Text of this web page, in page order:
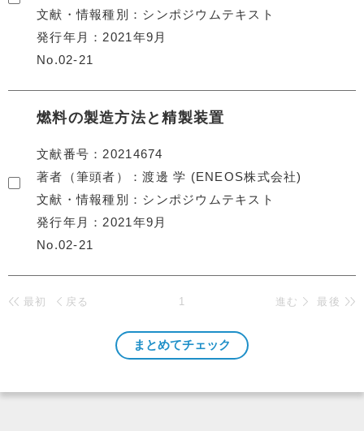
文献・情報種別
シンポジウムテキスト
発行年月
2021年9月
No.02-21
燃料の製造方法と精製装置
文献番号
20214674
著者（筆頭者）
渡邊 学 (ENEOS株式会社)
文献・情報種別
シンポジウムテキスト
発行年月
2021年9月
No.02-21
最初 戻る 1 進む 最後